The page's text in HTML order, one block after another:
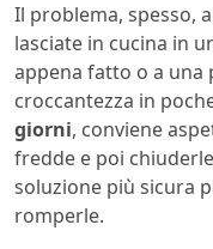
Il problema, spesso,
lasciate in cucina in
appena fatto o a una
croccantezza in
giorni, conviene
fredde e poi
soluzione più sicura
romperle.